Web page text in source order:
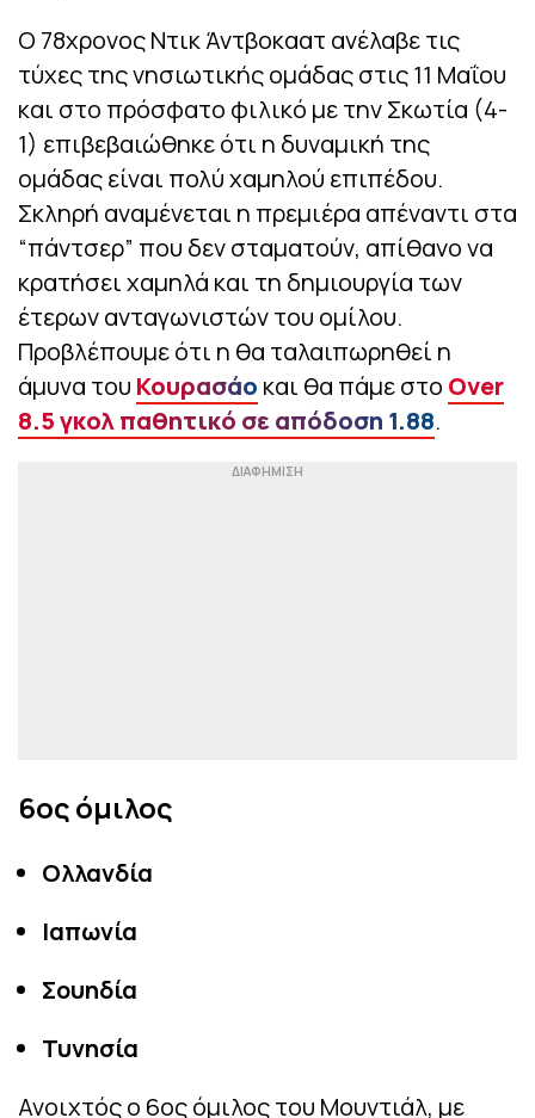
O 78χρονος Ντικ Άντβοκαατ ανέλαβε τις
τύχες της νησιωτικής ομάδας στις 11 Μαΐου
και στο πρόσφατο φιλικό με την Σκωτία (4-
1) επιβεβαιώθηκε ότι η δυναμική της
ομάδας είναι πολύ χαμηλού επιπέδου.
Σκληρή αναμένεται η πρεμιέρα απέναντι στα
“πάντσερ” που δεν σταματούν, απίθανο να
κρατήσει χαμηλά και τη δημιουργία των
έτερων ανταγωνιστών του ομίλου.
Προβλέπουμε ότι η θα ταλαιπωρηθεί η
άμυνα του Κουρασάο και θα πάμε στο Over
8.5 γκολ παθητικό σε απόδοση 1.88.
6ος όμιλος
Ολλανδία
Ιαπωνία
Σουηδία
Τυνησία
Ανοιχτός ο 6ος όμιλος του Μουντιάλ, με